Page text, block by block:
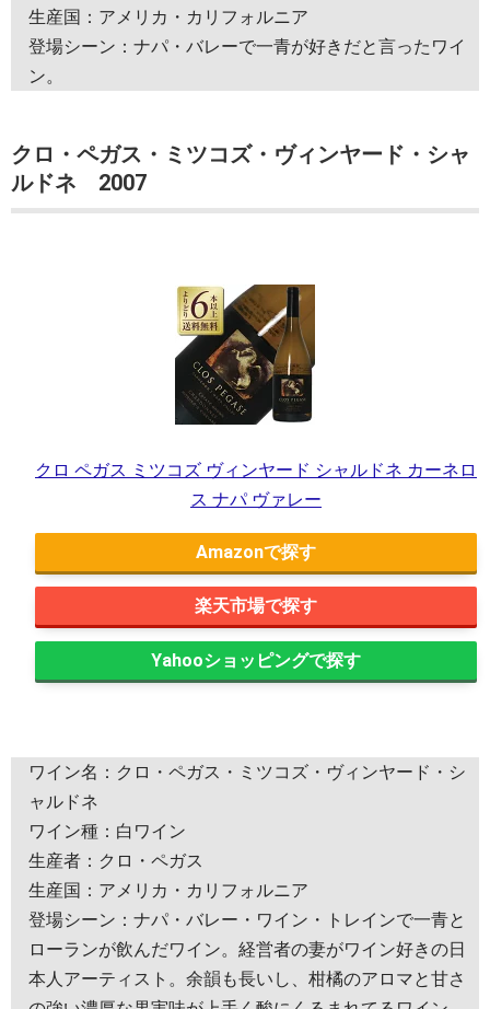
生産国：アメリカ・カリフォルニア
登場シーン：ナパ・バレーで一青が好きだと言ったワイ
ン。
クロ・ペガス・ミツコズ・ヴィンヤード・シャ
ルドネ 2007
クロ ペガス ミツコズ ヴィンヤード シャルドネ カーネロ
ス ナパ ヴァレー
Amazon
楽天市場
Yahooショッピング
ワイン名：クロ・ペガス・ミツコズ・ヴィンヤード・シ
ャルドネ
ワイン種：白ワイン
生産者：クロ・ペガス
生産国：アメリカ・カリフォルニア
登場シーン：ナパ・バレー・ワイン・トレインで一青と
ローランが飲んだワイン。経営者の妻がワイン好きの日
本人アーティスト。余韻も長いし、柑橘のアロマと甘さ